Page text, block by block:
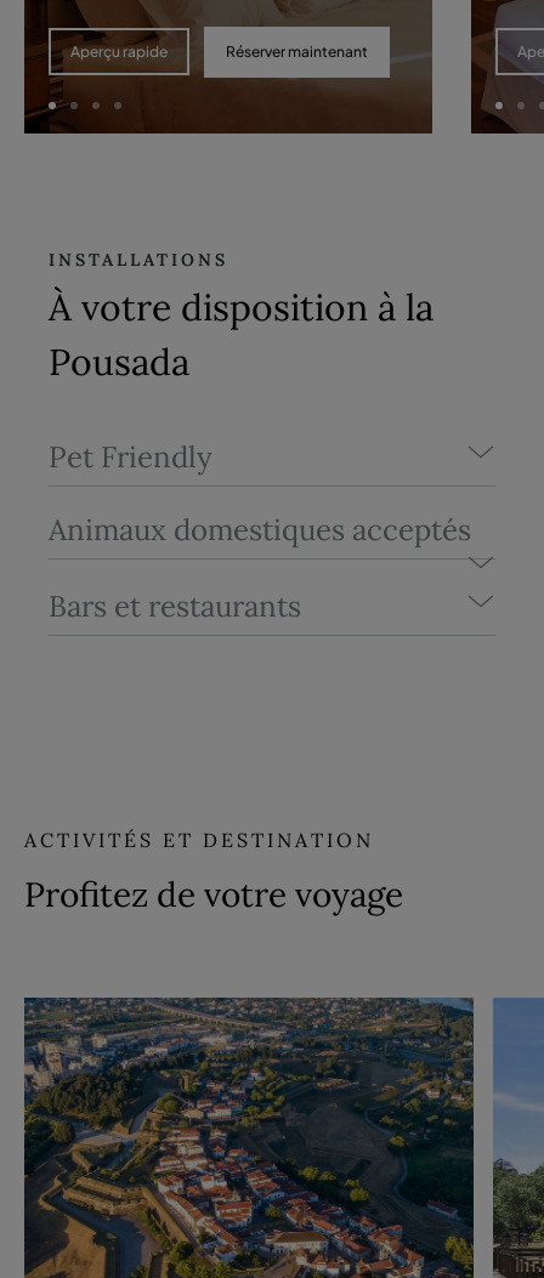
Aperçu rapide Réserver maintenant
INSTALLATIONS
À votre disposition à la
Pousada
Pet Friendly
Animaux domestiques acceptés
Bars et restaurants
ACTIVITÉS ET DESTINATION
Profitez de votre voyage